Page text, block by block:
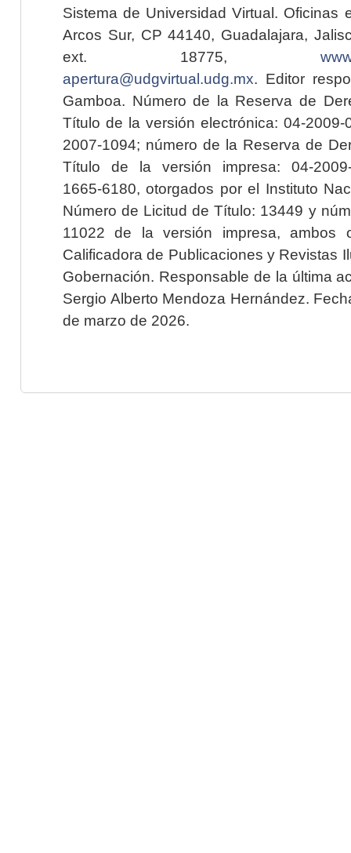
Sistema de Universidad Virtual. Oficinas
Arcos Sur, CP 44140, Guadalajara,
ext. 18775,
apertura@udgvirtual.udg.mx. Editor
Gamboa. Número de la Reserva de
Título de la versión electrónica: 04-2009-
2007-1094; número de la Reserva de
Título de la versión impresa: 04-2009-
1665-6180, otorgados por el Instituto
Número de Licitud de Título: 13449 y
11022 de la versión impresa, ambos
Calificadora de Publicaciones y Revistas
Gobernación. Responsable de la última
Sergio Alberto Mendoza Hernández.
de marzo de 2026.